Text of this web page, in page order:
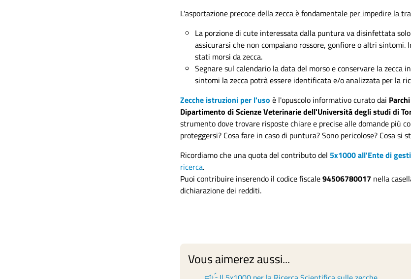
L'asportazione precoce della zecca è fondamentale per impedire la
La porzione di cute interessata dalla puntura va disinfettata
assicurarsi che non compaiano rossore, gonfiore o altri sintomi.
stati morsi da zecca.
Segnare sul calendario la data del morso e conservare la
sintomi la zecca potrà essere identificata e/o analizzata per la
Zecche istruzioni per l'uso è l'opuscolo informativo curato dai
Dipartimento di Scienze Veterinarie dell'Università degli studi di
strumento dove trovare risposte chiare e precise alle domande più
proteggersi? Cosa fare in caso di puntura? Sono pericolose? Cosa si
Ricordiamo che una quota del contributo del 5x1000 all'Ente di
ricerca.
Puoi contribuire inserendo il codice fiscale94506780017 nella
dichiarazione dei redditi.
Vous aimerez aussi...